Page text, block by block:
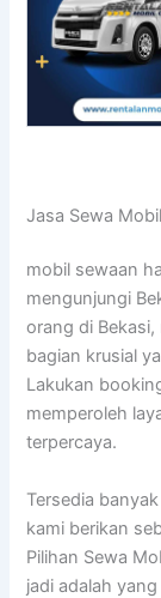
Jasa Sewa
mobil sewaan
mengunjungi
orang di
bagian krusial
Lakukan
memperoleh
terpercaya.
Tersedia
kami berikan
Pilihan Sewa
jadi adalah